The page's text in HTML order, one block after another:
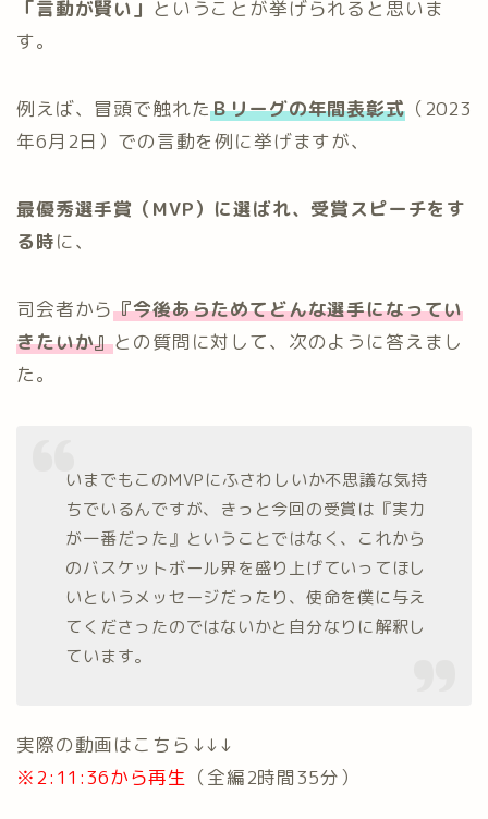
「言動が賢い」 ということが挙げられると思いま
す。
例えば、冒頭で触れたＢリーグの年間表彰式（2023
年6月2日）での言動を例に挙げますが、
最優秀選手賞（MVP）に選ばれ、受賞スピーチをす
る時に、
司会者から『今後あらためてどんな選手になってい
きたいか』との質問に対して、次のように答えまし
た。
いまでもこのMVPにふさわしいか不思議な気持
ちでいるんですが、きっと今回の受賞は『実力
が一番だった』ということではなく、これから
のバスケットボール界を盛り上げていってほし
いというメッセージだったり、使命を僕に与え
てくださったのではないかと自分なりに解釈し
ています。
実際の動画はこちら↓↓↓
※2:11:36から再生 （全編2時間35分）